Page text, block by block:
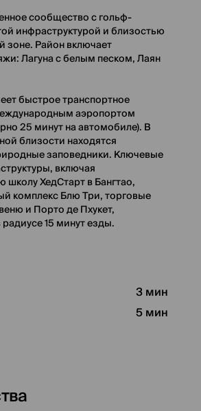
сообщество с гольф-
инфраструктурой и близостью
зоне. Район включает
Лагуна с белым песком, Лаян
быстрое транспортное
аэропортом
25 минут на автомобиле). В
близости находятся
заповедники. Ключевые
включая
ХедСтарт в Бангтао,
комплекс Блю Три, торговые
и Порто де Пхукет,
15 минут езды.
3 мин
5 мин